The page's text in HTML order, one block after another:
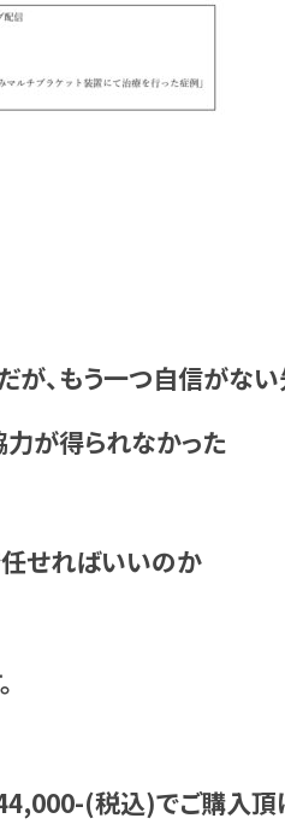
が、もう一つ自信がな
が得られなかった
せればいいのか
(税込)でご購入頂